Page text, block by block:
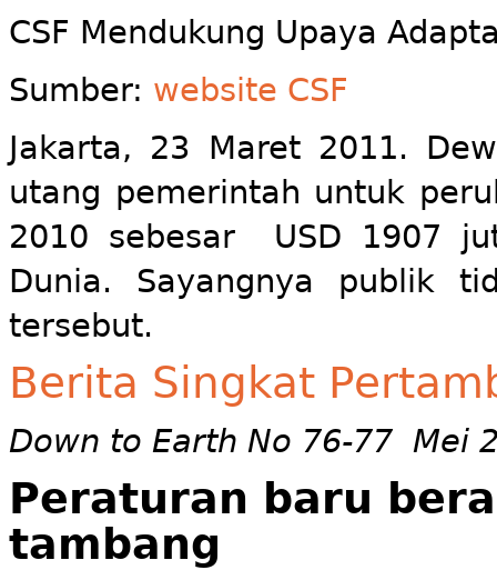
CSF Mendukung Upaya
Sumber: website CSF
Jakarta, 23 Maret 2011.
utang pemerintah untuk
2010 sebesar USD 1907
Dunia. Sayangnya publik
tersebut.
Berita Singkat
Down to Earth No 76-77 Mei
Peraturan baru
tambang